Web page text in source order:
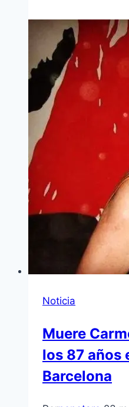
Noticia
Muere
los 87 años
Barcelona